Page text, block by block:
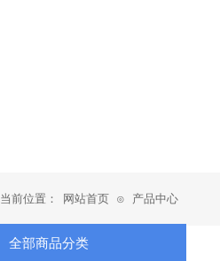
网站首页 ⊙ 产品中心
当前位置：
全部商品分类